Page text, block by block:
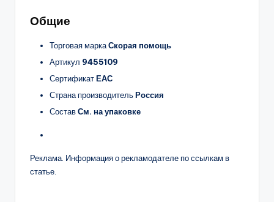
Общие
Торговая маркаСкорая помощь
Артикул 9455109
СертификатЕАС
Страна производительРоссия
СоставСм. на упаковке
Реклама. Информация о рекламодателе по ссылкам в
статье.